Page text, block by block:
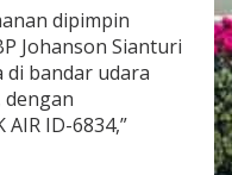
dipimpin
Johanson Sianturi
di bandar udara
dengan
ID-6834,”